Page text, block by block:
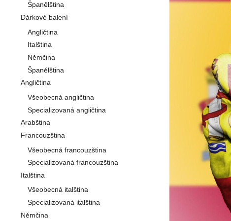
Španělština
Dárkové balení
Angličtina
Italština
Němčina
Španělština
Angličtina
Všeobecná angličtina
Specializovaná angličtina
Arabština
Francouzština
Všeobecná francouzština
Specializovaná francouzština
Italština
Všeobecná italština
Specializovaná italština
Němčina